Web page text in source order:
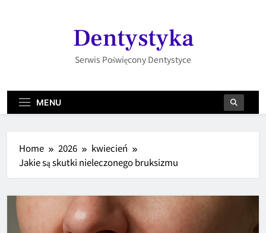
Dentystyka
Serwis Poświęcony Dentystyce
MENU
Home 2026
kwiecień
Jakie są skutki nieleczonego bruksizmu